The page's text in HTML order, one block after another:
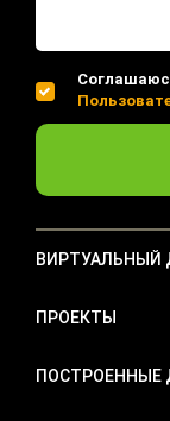
ВИРТУАЛЬНЫЙ
ПРОЕКТЫ
ПОСТРОЕННЫЕ